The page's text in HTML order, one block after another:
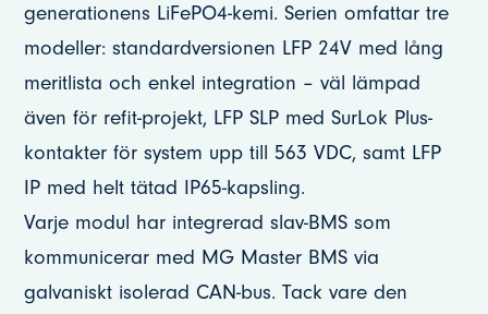
generationens LiFePO4-kemi. Serien omfattar tre
modeller: standardversionen LFP 24V med lång
meritlista och enkel integration – väl lämpad
även för refit-projekt, LFP SLP med SurLok Plus-
kontakter för system upp till 563 VDC, samt LFP
IP med helt tätad IP65-kapsling.
Varje modul har integrerad slav-BMS som
kommunicerar med MG Master BMS via
galvaniskt isolerad CAN-bus. Tack vare den